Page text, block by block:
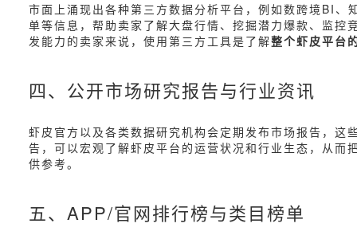
市面上涌现出各种第三方数据分析平台，例如数跨境BI
单等信息，帮助卖家了解大盘行情、挖掘潜力爆款、监
发能力的卖家来说，使用第三方工具是了解整个虾皮平台
四、公开市场研究报告与行业资讯
虾皮官方以及各类数据研究机构会定期发布市场报告，
告，可以宏观了解虾皮平台的运营状况和行业生态，从
供参考。
五、APP/官网排行榜与类目榜单